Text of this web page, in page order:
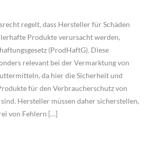
regelt, dass Hersteller für Schäden
Produkte verursacht werden,
(ProdHaftG). Diese
relevant bei der Vermarktung von
da hier die Sicherheit und
für den Verbraucherschutz von
Hersteller müssen daher sicherstellen,
von Fehlern […]